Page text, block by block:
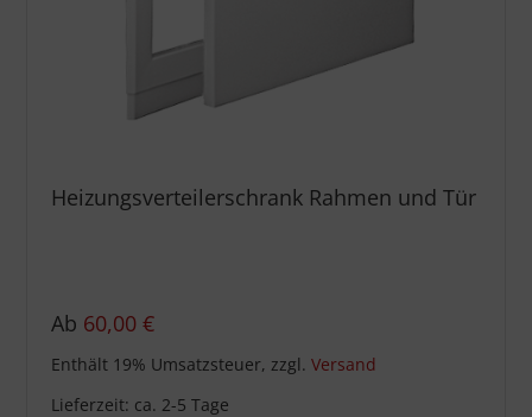
Heizungsverteilerschrank Rahmen und Tür
Ab 60,00€
Enthält 19% Umsatzsteuer, zzgl.Versand
Lieferzeit: ca. 2-5 Tage